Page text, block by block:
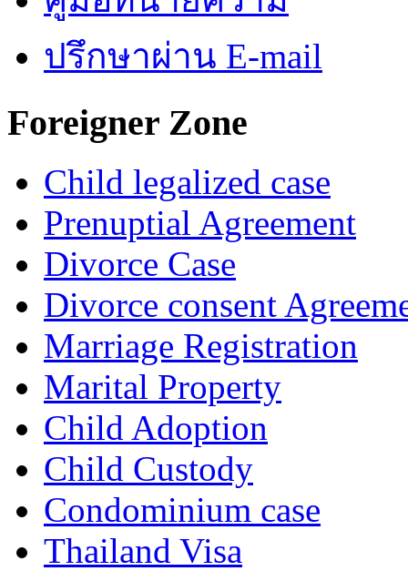
ปรึกษาผ่าน E-mail
Foreigner Zone
Child legalized case
Prenuptial Agreement
Divorce Case
Divorce consent
Marriage Registration
Marital Property
Child Adoption
Child Custody
Condominium case
Thailand Visa